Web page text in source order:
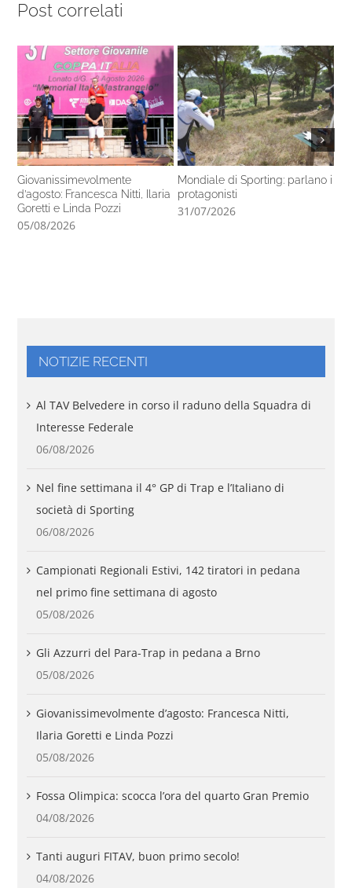
Post correlati
Giovanissimevolmente
d’agosto: Francesca Nitti, Ilaria
Goretti e Linda Pozzi
05/08/2026
Mondiale di Sporting: parlano i
protagonisti
31/07/2026
NOTIZIE RECENTI
Al TAV Belvedere in corso il raduno della Squadra di
Interesse Federale
06/08/2026
Nel fine settimana il 4° GP di Trap e l’Italiano di
società di Sporting
06/08/2026
Campionati Regionali Estivi, 142 tiratori in pedana
nel primo fine settimana di agosto
05/08/2026
Gli Azzurri del Para-Trap in pedana a Brno
05/08/2026
Giovanissimevolmente d’agosto: Francesca Nitti,
Ilaria Goretti e Linda Pozzi
05/08/2026
Fossa Olimpica: scocca l’ora del quarto Gran Premio
04/08/2026
Tanti auguri FITAV, buon primo secolo!
04/08/2026